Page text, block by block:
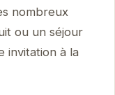
nombreux
ou un séjour
invitation à la